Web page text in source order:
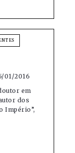
01/2016
em
dos
Império”,